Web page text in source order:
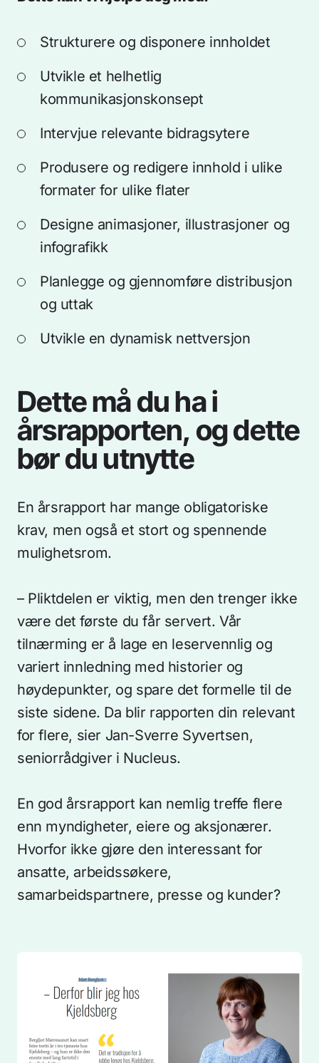
Strukturere og disponere innholdet
Utvikle et helhetlig
kommunikasjonskonsept
Intervjue relevante bidragsytere
Produsere og redigere innhold i ulike
formater for ulike flater
Designe animasjoner, illustrasjoner og
infografikk
Planlegge og gjennomføre distribusjon
og uttak
Utvikle en dynamisk nettversjon
Dette må du ha i
årsrapporten, og dette
bør du utnytte
En årsrapport har mange obligatoriske
krav, men også et stort og spennende
mulighetsrom.
– Pliktdelen er viktig, men den trenger ikke
være det første du får servert. Vår
tilnærming er å lage en leservennlig og
variert innledning med historier og
høydepunkter, og spare det formelle til de
siste sidene. Da blir rapporten din relevant
for flere, sier Jan-Sverre Syvertsen,
seniorrådgiver i Nucleus.
En god årsrapport kan nemlig treffe flere
enn myndigheter, eiere og aksjonærer.
Hvorfor ikke gjøre den interessant for
ansatte, arbeidssøkere,
samarbeidspartnere, presse og kunder?
Arbeider
Om oss
Aktuelt
Nucleus AS
0180 Oslo
+47 233 66 120
Personvernerklæring
Kundeliste